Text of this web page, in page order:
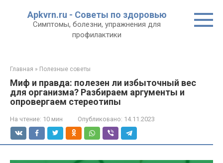
Apkvrn.ru - Советы по здоровью
Симптомы, болезни, упражнения для
профилактики
Главная » Полезные советы
Миф и правда: полезен ли избыточный вес
для организма? Разбираем аргументы и
опровергаем стереотипы
На чтение: 10 мин Опубликовано: 14.11.2023